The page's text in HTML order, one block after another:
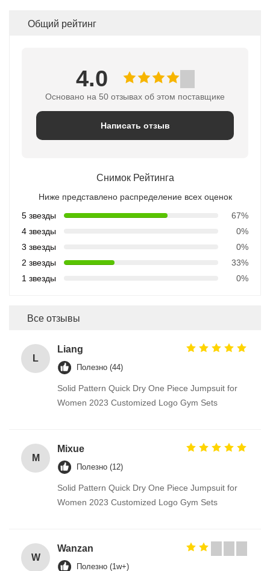
Общий рейтинг
4.0
Основано на 50 отзывах об этом поставщике
Написать отзыв
Снимок Рейтинга
Ниже представлено распределение всех оценок
5 звезды
67%
4 звезды
0%
3 звезды
0%
2 звезды
33%
1 звезды
0%
Все отзывы
L
Liang
Полезно (44)
Solid Pattern Quick Dry One Piece Jumpsuit for
Women 2023 Customized Logo Gym Sets
M
Mixue
Полезно (12)
Solid Pattern Quick Dry One Piece Jumpsuit for
Women 2023 Customized Logo Gym Sets
W
Wanzan
Полезно (1w+)